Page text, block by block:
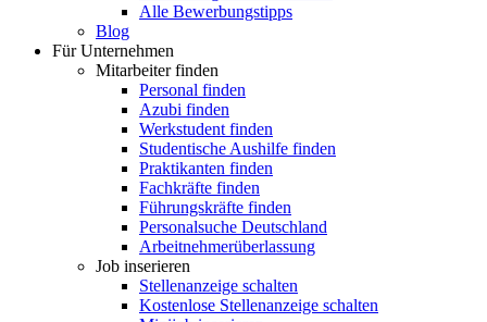
Alle Bewerbungstipps
Blog
Für Unternehmen
Mitarbeiter finden
Personal finden
Azubi finden
Werkstudent finden
Studentische Aushilfe finden
Praktikanten finden
Fachkräfte finden
Führungskräfte finden
Personalsuche Deutschland
Arbeitnehmerüberlassung
Job inserieren
Stellenanzeige schalten
Kostenlose Stellenanzeige schalten